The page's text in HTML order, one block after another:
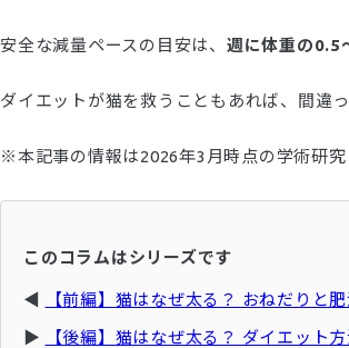
安全な減量ペースの目安は、 週に体重の0.5
ダイエットが猫を救うこともあれば、間違
※本記事の情報は2026年3月時点の学術研
このコラムはシリーズです
◀
【前編】猫はなぜ太る？ おねだりと
▶
【後編】猫はなぜ太る？ ダイエット